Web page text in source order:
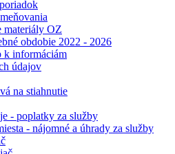
materiály OZ
obdobie 2022 - 2026
k informáciám
údajov
na stiahnutie
- poplatky za služby
- nájomné a úhrady za služby